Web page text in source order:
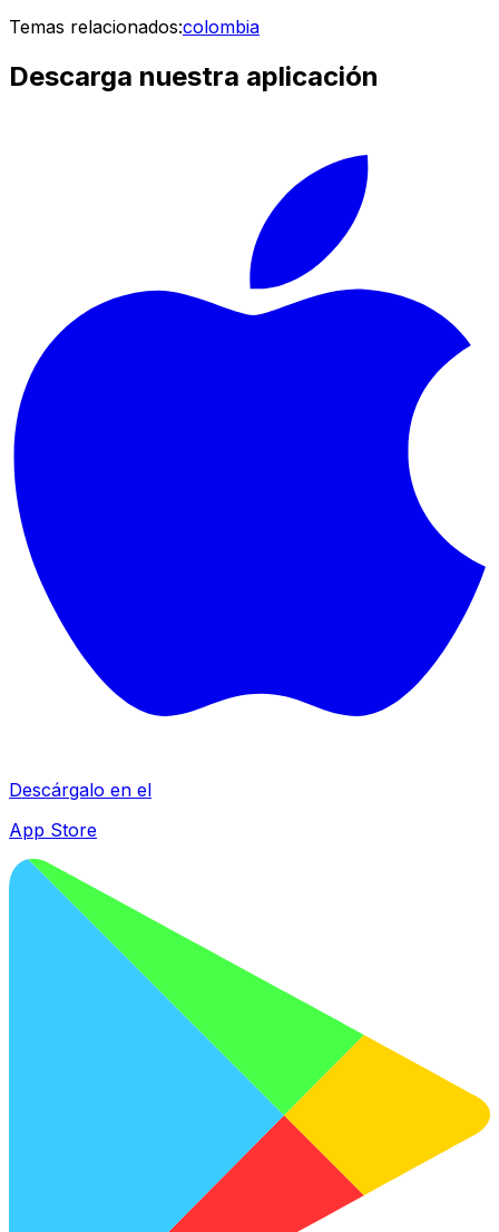
Temas relacionados:colombia
Descarga nuestra aplicación
Descárgalo en el
App Store